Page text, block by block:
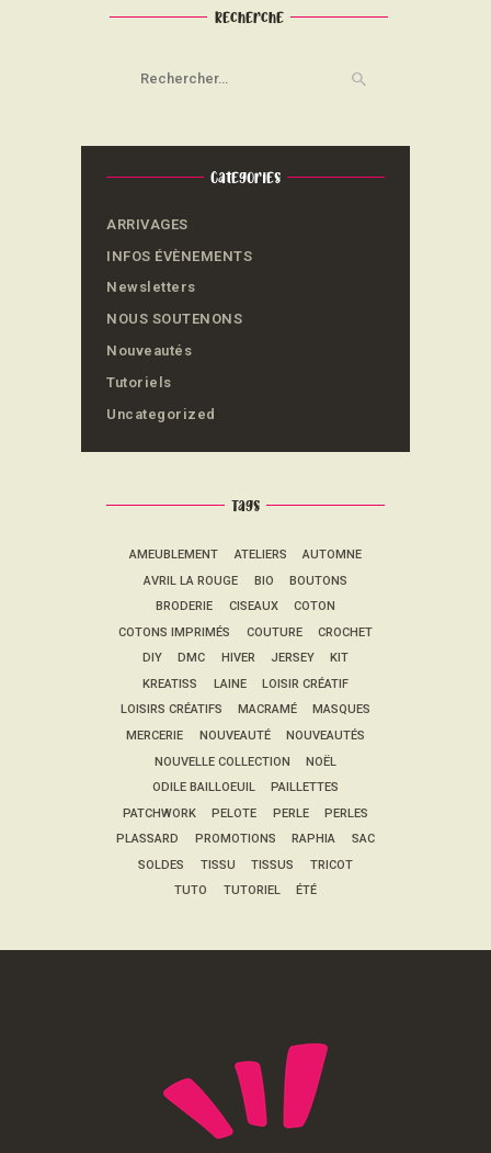
Recherche
Categories
ARRIVAGES
INFOS ÉVÈNEMENTS
Newsletters
NOUS SOUTENONS
Nouveautés
Tutoriels
Uncategorized
Tags
AMEUBLEMENT ATELIERS
AUTOMNE
AVRIL LA ROUGE
BIO
BOUTONS
BRODERIE
CISEAUX
COTON
COTONS IMPRIMÉS
COUTURE
CROCHET
DIY
DMC HIVER JERSEY
KIT
KREATISS
LAINE
LOISIR CRÉATIF
LOISIRS CRÉATIFS
MACRAMÉ
MASQUES
MERCERIE
NOUVEAUTÉ
NOUVEAUTÉS
NOUVELLE COLLECTION
NOËL
ODILE BAILLOEUIL
PAILLETTES
PATCHWORK
PELOTE PERLE
PERLES
PLASSARD
PROMOTIONS RAPHIA
SAC
SOLDES
TISSU TISSUS
TRICOT
TUTO
TUTORIEL ÉTÉ